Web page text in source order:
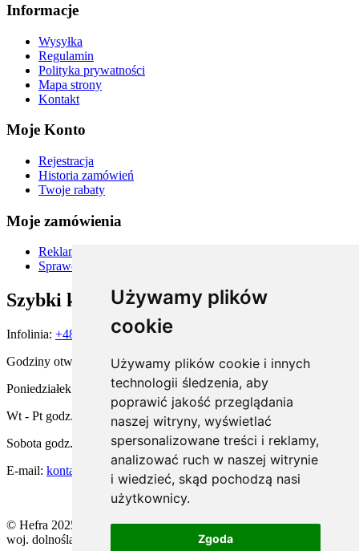
Używamy plików
cookie
Używamy plików cookie i innych
technologii śledzenia, aby
poprawić jakość przeglądania
naszej witryny, wyświetlać
spersonalizowane treści i reklamy,
analizować ruch w naszej witrynie
i wiedzieć, skąd pochodzą nasi
użytkownicy.
Zgoda
Informacje
Wysyłka
Regulamin
Polityka prywatności
Mapa strony
Kontakt
Moje Konto
Rejestracja
Historia zamówień
Twoje rabaty
Moje zamówienia
Reklamacje i zwroty
Sprawdź status zamówienia
Szybki kontakt
Infolinia: +48 667 900 581
Godziny otwarcia:
Poniedziałek godz. 15:00 - 19:00
Wt - Pt godz. 11:00 - 19:00
Sobota godz. 10:00 - 14:00
E-mail: kontakt@hefra.pl
© Hefra 2025. All rights reserved | ul. Żeglarska 8, 59-220 Legnica,
woj. dolnośląskie